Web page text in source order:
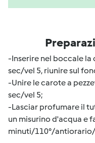
-Inserire nel boccale la
sec/vel 5, riunire sul
-Unire le carote a
sec/vel 5;
-Lasciar profumare il
un misurino d'acqua e
minuti/110°/